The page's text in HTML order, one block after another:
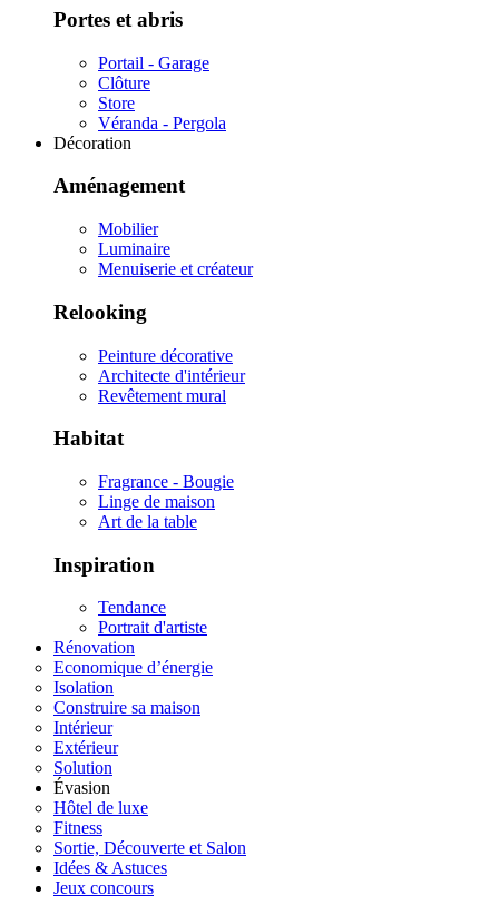
Portes et abris
Portail - Garage
Clôture
Store
Véranda - Pergola
Décoration
Aménagement
Mobilier
Luminaire
Menuiserie et créateur
Relooking
Peinture décorative
Architecte d'intérieur
Revêtement mural
Habitat
Fragrance - Bougie
Linge de maison
Art de la table
Inspiration
Tendance
Portrait d'artiste
Rénovation
Economique d’énergie
Isolation
Construire sa maison
Intérieur
Extérieur
Solution
Évasion
Hôtel de luxe
Fitness
Sortie, Découverte et Salon
Idées & Astuces
Jeux concours